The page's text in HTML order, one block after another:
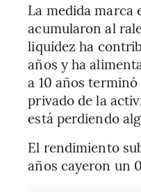
La medida marca
acumularon al
liquidez ha
años y ha
a 10 años
privado de la
está perdiendo
El rendimiento
años cayeron un